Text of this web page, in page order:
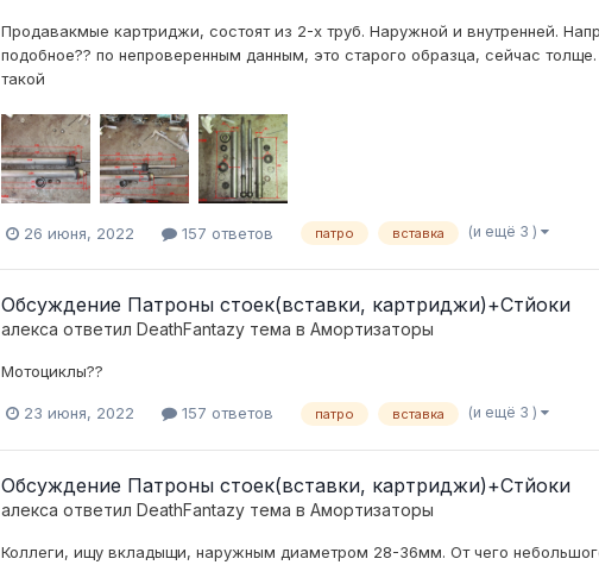
Продавакмые картриджи, состоят из 2-х труб. Наружной и внутренней.
подобное?? по непроверенным данным, это старого образца, сейчас
такой
26 июня, 2022 157 ответов патро вставка (и ещё 3 )
Обсуждение Патроны стоек(вставки, картриджи)+Стйоки
алекса ответил DeathFantazy тема в Амортизаторы
Мотоциклы??
23 июня, 2022 157 ответов патро вставка (и ещё 3 )
Обсуждение Патроны стоек(вставки, картриджи)+Стйоки
алекса ответил DeathFantazy тема в Амортизаторы
Коллеги, ищу вкладыщи, наружным диаметром 28-36мм. От чего